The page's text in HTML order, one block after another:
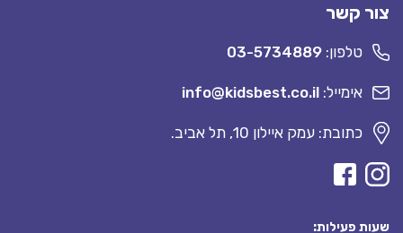
צור קשר
טלפון: 03-5734889
אימייל: info@kidsbest.co.il
כתובת: עמק איילון 10, תל אביב.
שעות פעילות: